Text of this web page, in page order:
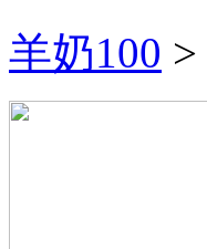
羊奶100 >